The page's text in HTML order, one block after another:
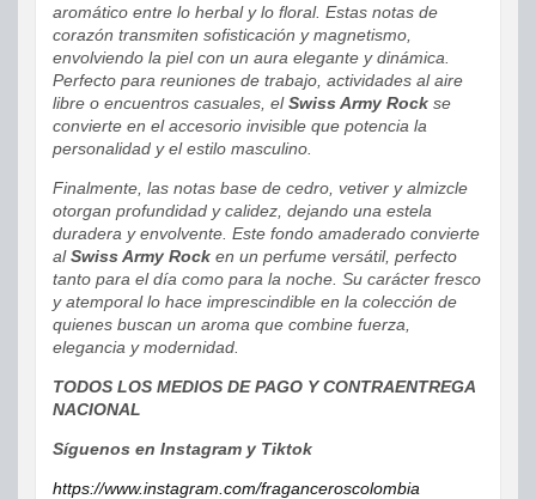
aromático entre lo herbal y lo floral. Estas notas de
corazón transmiten sofisticación y magnetismo,
envolviendo la piel con un aura elegante y dinámica.
Perfecto para reuniones de trabajo, actividades al aire
libre o encuentros casuales, elSwiss Army Rock se
convierte en el accesorio invisible que potencia la
personalidad y el estilo masculino.
Finalmente, las notas base de cedro, vetiver y almizcle
otorgan profundidad y calidez, dejando una estela
duradera y envolvente. Este fondo amaderado convierte
alSwiss Army Rock en un perfume versátil, perfecto
tanto para el día como para la noche. Su carácter fresco
y atemporal lo hace imprescindible en la colección de
quienes buscan un aroma que combine fuerza,
elegancia y modernidad.
TODOS LOS MEDIOS DE PAGO Y CONTRAENTREGA
NACIONAL
Síguenos en Instagram y Tiktok
https://www.instagram.com/fraganceroscolombia